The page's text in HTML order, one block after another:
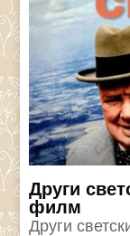
Други
филм
Други